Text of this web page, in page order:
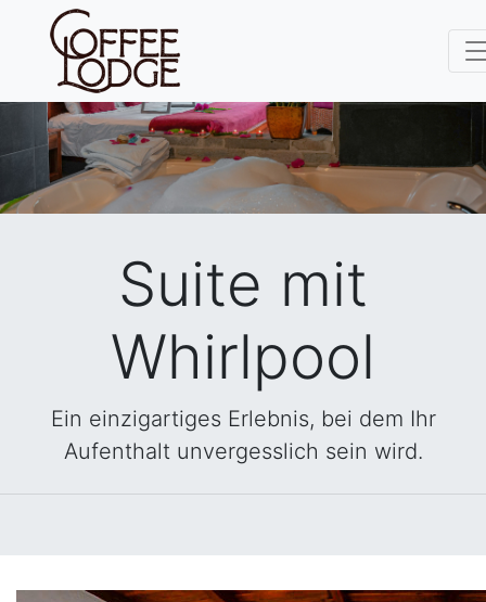
Suite mit
Whirlpool
Ein einzigartiges Erlebnis, bei dem Ihr
Aufenthalt unvergesslich sein wird.